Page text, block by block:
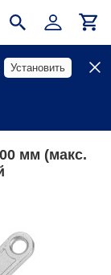
Установить
мм (макс.